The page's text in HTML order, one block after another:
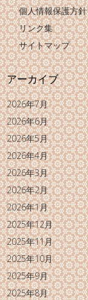
個人情報保護方針
リンク集
サイトマップ
アーカイブ
2026年7月
2026年6月
2026年5月
2026年4月
2026年3月
2026年2月
2026年1月
2025年12月
2025年11月
2025年10月
2025年9月
2025年8月